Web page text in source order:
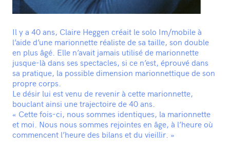
Il y a 40 ans, Claire Heggen créait le solo Im/mobile à
l’aide d’une marionnette réaliste de sa taille, son double
en plus âgé. Elle n’avait jamais utilisé de marionnette
jusque-là dans ses spectacles, si ce n’est, éprouvé dans
sa pratique, la possible dimension marionnettique de son
propre corps.
Le désir lui est venu de revenir à cette marionnette,
bouclant ainsi une trajectoire de 40 ans.
« Cette fois-ci, nous sommes identiques, la marionnette
et moi. Nous nous sommes rejointes en âge, à l’heure où
commencent l’heure des bilans et du vieillir. »